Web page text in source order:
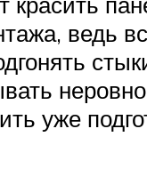
ведь
уже